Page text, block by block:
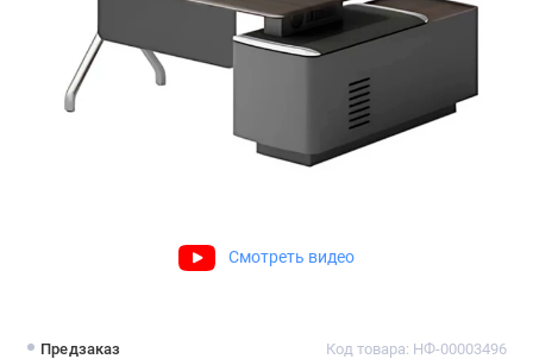
Смотреть видео
Предзаказ Код товара: НФ-00003496